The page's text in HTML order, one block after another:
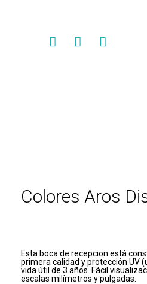
Colores Aros
Esta boca de recepcion está
primera calidad y protección UV
vida útil de 3 años. Fácil
escalas milímetros y pulgadas.